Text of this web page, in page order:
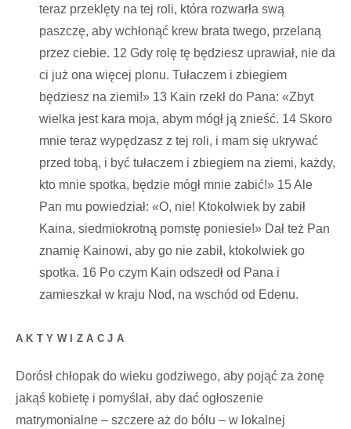
teraz przeklęty na tej roli, która rozwarła swą
paszczę, aby wchłonąć krew brata twego, przelaną
przez ciebie. 12 Gdy rolę tę będziesz uprawiał, nie da
ci już ona więcej plonu. Tułaczem i zbiegiem
będziesz na ziemi!» 13 Kain rzekł do Pana: «Zbyt
wielka jest kara moja, abym mógł ją znieść. 14 Skoro
mnie teraz wypędzasz z tej roli, i mam się ukrywać
przed tobą, i być tułaczem i zbiegiem na ziemi, każdy,
kto mnie spotka, będzie mógł mnie zabić!» 15 Ale
Pan mu powiedział: «O, nie! Ktokolwiek by zabił
Kaina, siedmiokrotną pomstę poniesie!» Dał też Pan
znamię Kainowi, aby go nie zabił, ktokolwiek go
spotka. 16 Po czym Kain odszedł od Pana i
zamieszkał w kraju Nod, na wschód od Edenu.
AKTYWIZACJA
Dorósł chłopak do wieku godziwego, aby pojąć za żonę
jakąś kobietę i pomyślał, aby dać ogłoszenie
matrymonialne – szczere aż do bólu – w lokalnej